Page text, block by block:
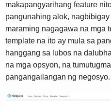
makapangyarihang feature
pangunahing alok,
maraming nagagawa na mga
template na ito ay mula sa
hanggang sa lubos na
na mga opsyon, na
pangangailangan ng negosyo.